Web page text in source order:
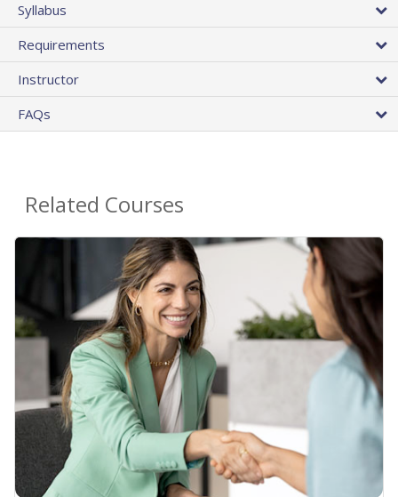
Syllabus
Requirements
Instructor
FAQs
Related Courses